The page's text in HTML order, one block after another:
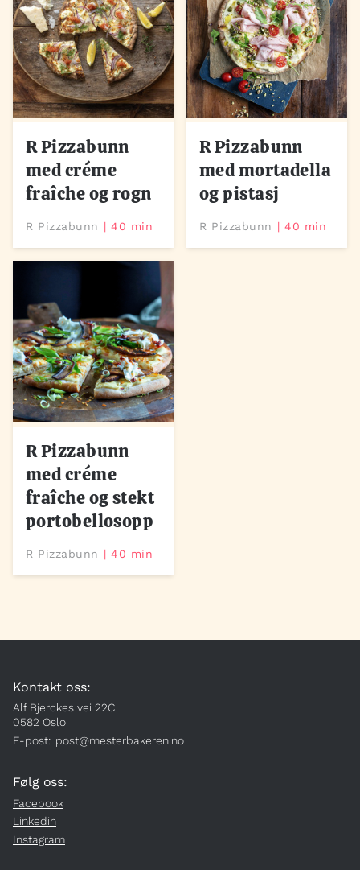
R Pizzabunn
med créme
fraîche og rogn
R Pizzabunn 40 min
R Pizzabunn
med mortadella
og pistasj
R Pizzabunn 40 min
R Pizzabunn
med créme
fraîche og stekt
portobellosopp
R Pizzabunn 40 min
Kontakt oss:
Alf Bjerckes vei 22C
0582 Oslo
E-post: post@mesterbakeren.no
Følg oss:
Facebook
Linkedin
Instagram